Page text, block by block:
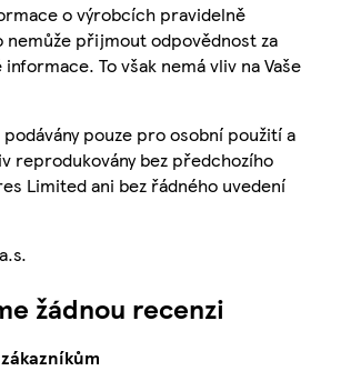
o výrobcích pravidelně
nemůže přijmout odpovědnost za
To však nemá vliv na Vaše
pouze pro osobní použití a
reprodukovány bez předchozího
Limited ani bez řádného uvedení
žádnou recenzi